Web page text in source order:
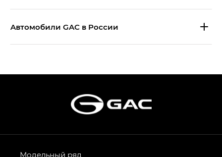
Aвтомобили GAC в России
Эс Икс ПРЕМИУМ — SX PREMIUM
S7 — Эс 7 (S7) в комплектациях
Эс Икс ПРЕМИУМ — SX PREMIUM, Эс Тэ — ST
в комплектации Экс ПРЕМИУМ — EX PREMIUM
AION V — Айон Ви в комплектациях Экс — EX,
Модельный ряд